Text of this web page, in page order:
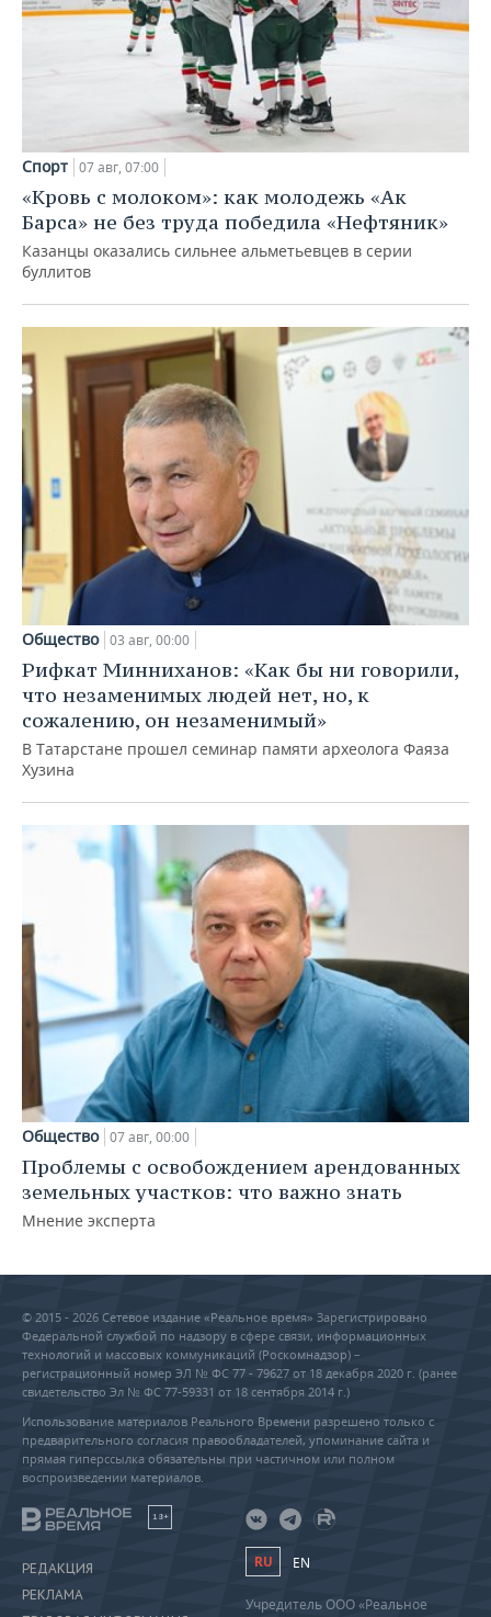
Спорт 07 авг, 07:00
«Кровь с молоком»: как молодежь «Ак
Барса» не без труда победила «Нефтяник»
Казанцы оказались сильнее альметьевцев в серии
буллитов
Общество 03 авг, 00:00
Рифкат Минниханов: «Как бы ни говорили,
что незаменимых людей нет, но, к
сожалению, он незаменимый»
В Татарстане прошел семинар памяти археолога Фаяза
Хузина
Общество 07 авг, 00:00
Проблемы с освобождением арендованных
земельных участков: что важно знать
Мнение эксперта
© 2015 - 2026 Сетевое издание «Реальное время» Зарегистрировано
Федеральной службой по надзору в сфере связи, информационных
технологий и массовых коммуникаций (Роскомнадзор) –
регистрационный номер ЭЛ № ФС 77 - 79627 от 18 декабря 2020 г. (ранее
свидетельство Эл № ФС 77-59331 от 18 сентября 2014 г.)
Использование материалов Реального Времени разрешено только с
предварительного согласия правообладателей, упоминание сайта и
прямая гиперссылка обязательны при частичном или полном
воспроизведении материалов.
18+
РЕДАКЦИЯ
РЕКЛАМА
RU EN
Учредитель ООО «Реальное